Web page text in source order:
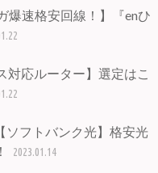
爆速格安回線！】『enひ
対応ルーター】選定はこ
ソフトバンク光】格安光
2023.01.14